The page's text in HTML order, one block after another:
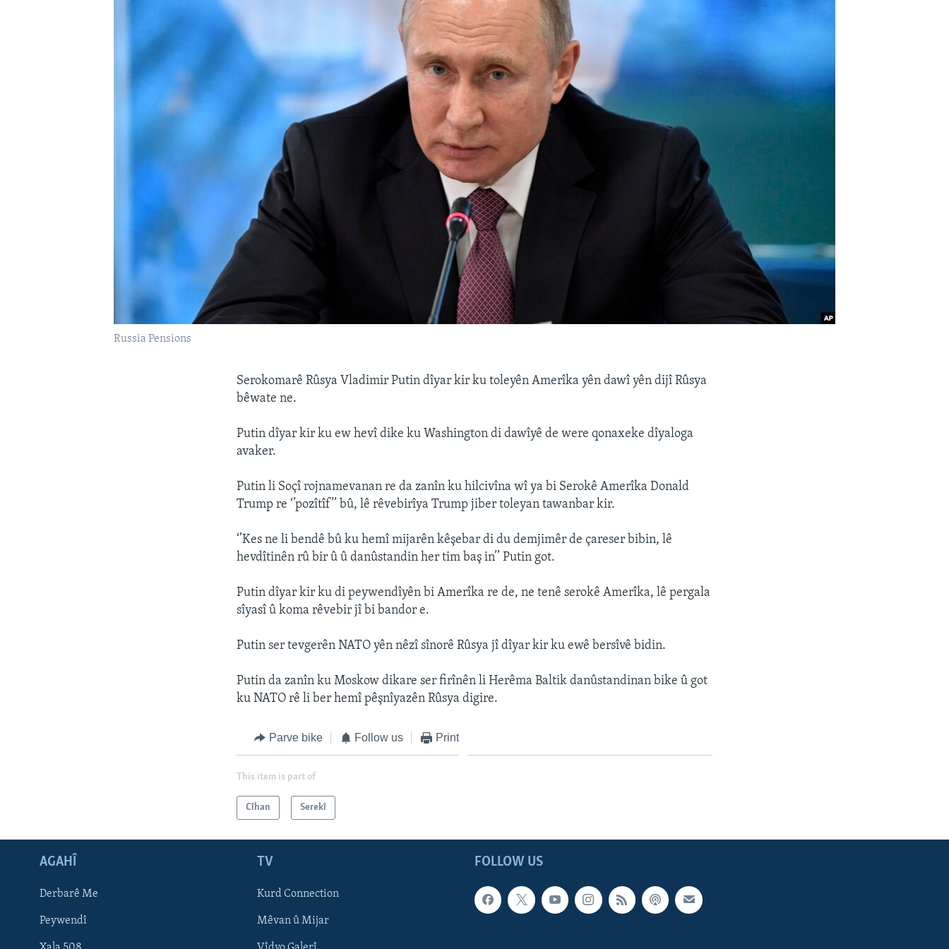
FOLLOW US
Russia Pensions
Serokomarê Rûsya Vladimir Putin dîyar kir ku toleyên Amerîka yên dawî yên dijî Rûsya
bêwate ne.
Putin dîyar kir ku ew hevî dike ku Washington di dawîyê de were qonaxeke dîyaloga
avaker.
Putin li Soçî rojnamevanan re da zanîn ku hilcivîna wî ya bi Serokê Amerîka Donald
Trump re ‘’pozîtîf’’ bû, lê rêvebirîya Trump jiber toleyan tawanbar kir.
‘’Kes ne li bendê bû ku hemî mijarên kêşebar di du demjimêr de çareser bibin, lê
hevdîtinên rû bir û û danûstandin her tim baş in’’ Putin got.
Putin dîyar kir ku di peywendîyên bi Amerîka re de, ne tenê serokê Amerîka, lê pergala
sîyasî û koma rêvebir jî bi bandor e.
Putin ser tevgerên NATO yên nêzî sînorê Rûsya jî dîyar kir ku ewê bersîvê bidin.
Putin da zanîn ku Moskow dikare ser firînên li Herêma Baltik danûstandinan bike û got
ku NATO rê li ber hemî pêşnîyazên Rûsya digire.
Parve bike Follow us Print
This item is part of
Cîhan Serekî
FOLLOW US
AGAHÎ
Derbarê Me
Peywendî
TV
Kurd Connection
Mêvan û Mijar